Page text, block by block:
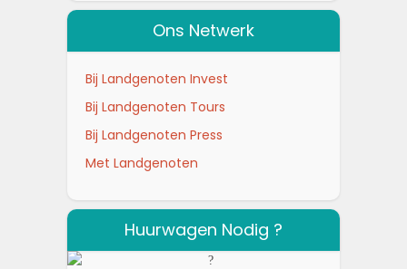
Ons Netwerk
Bij Landgenoten Invest
Bij Landgenoten Tours
Bij Landgenoten Press
Met Landgenoten
Huurwagen Nodig ?